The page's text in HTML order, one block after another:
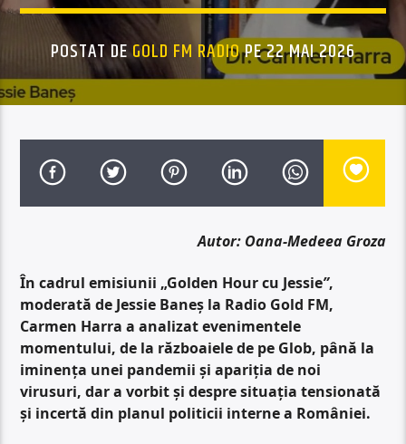
POSTAT DEGOLD FM RADIOPE 22 MAI 2026
Autor: Oana-Medeea Groza
În cadrul emisiunii „Golden Hour cu Jessie”,
moderată de Jessie Baneș la Radio Gold FM,
Carmen Harra a analizat evenimentele
momentului, de la războaiele de pe Glob, până la
iminența unei pandemii și apariția de noi
virusuri, dar a vorbit și despre situația tensionată
și incertă din planul politicii interne a României.